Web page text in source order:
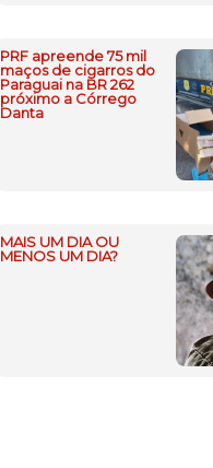
PRF apreende 75 mil
maços de cigarros do
Paraguai na BR 262
próximo a Córrego
Danta
MAIS UM DIA OU
MENOS UM DIA?